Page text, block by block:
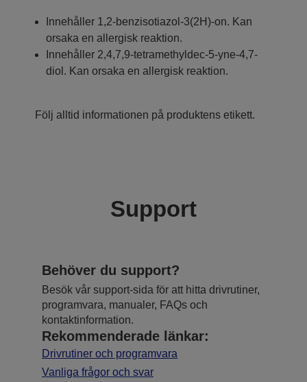
Innehåller 1,2-benzisotiazol-3(2H)-on. Kan
orsaka en allergisk reaktion.
Innehåller 2,4,7,9-tetramethyldec-5-yne-4,7-
diol. Kan orsaka en allergisk reaktion.
Följ alltid informationen på produktens etikett.
Support
Behöver du support?
Besök vår support-sida för att hitta drivrutiner,
programvara, manualer, FAQs och
kontaktinformation.
Rekommenderade länkar:
Drivrutiner och programvara
Vanliga frågor och svar